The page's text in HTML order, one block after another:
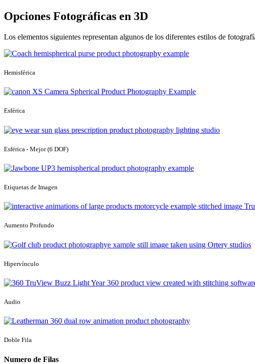
Opciones Fotográficas en 3D
Los elementos siguientes representan algunos de los diferentes estilos de
Hemisférica
Esférica
Esférica - Mejor (6 DOF)
Etiquetas de Imagen
Aumento Profundo
Hipervínculo
Audio
Doble Fila
Numero de Filas